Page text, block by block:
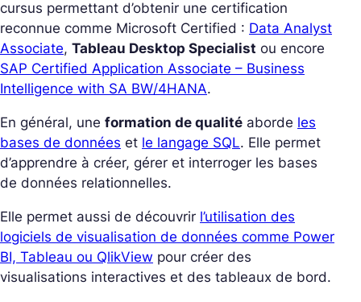
cursus permettant d’obtenir une certification
reconnue comme Microsoft Certified : Data Analyst
Associate, Tableau Desktop Specialist ou encore
SAP Certified Application Associate – Business
Intelligence with SA BW/4HANA.
En général, une formation de qualité aborde les
bases de données et le langage SQL. Elle permet
d’apprendre à créer, gérer et interroger les bases
de données relationnelles.
Elle permet aussi de découvrir l’utilisation des
logiciels de visualisation de données comme Power
BI, Tableau ou QlikView pour créer des
visualisations interactives et des tableaux de bord.